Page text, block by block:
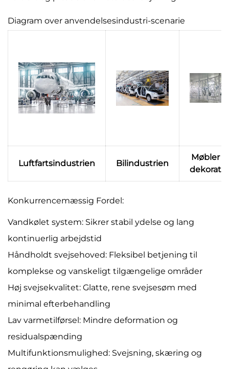
Diagram over anvendelsesindustri-scenarie
Luftfartsindustrien Bilindustrien
Møbler
Konkurrencemæssig Fordel:
Vandkølet system: Sikrer stabil ydelse og lang
kontinuerlig arbejdstid
Håndholdt svejsehoved: Fleksibel betjening til
komplekse og vanskeligt tilgængelige områder
Høj svejsekvalitet: Glatte, rene svejsesøm med
minimal efterbehandling
Lav varmetilførsel: Mindre deformation og
residualspænding
Multifunktionsmulighed: Svejsning, skæring og